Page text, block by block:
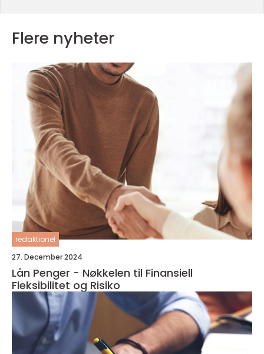
Flere nyheter
redaktionel
27. December 2024
Lån Penger - Nøkkelen til Finansiell
Fleksibilitet og Risiko